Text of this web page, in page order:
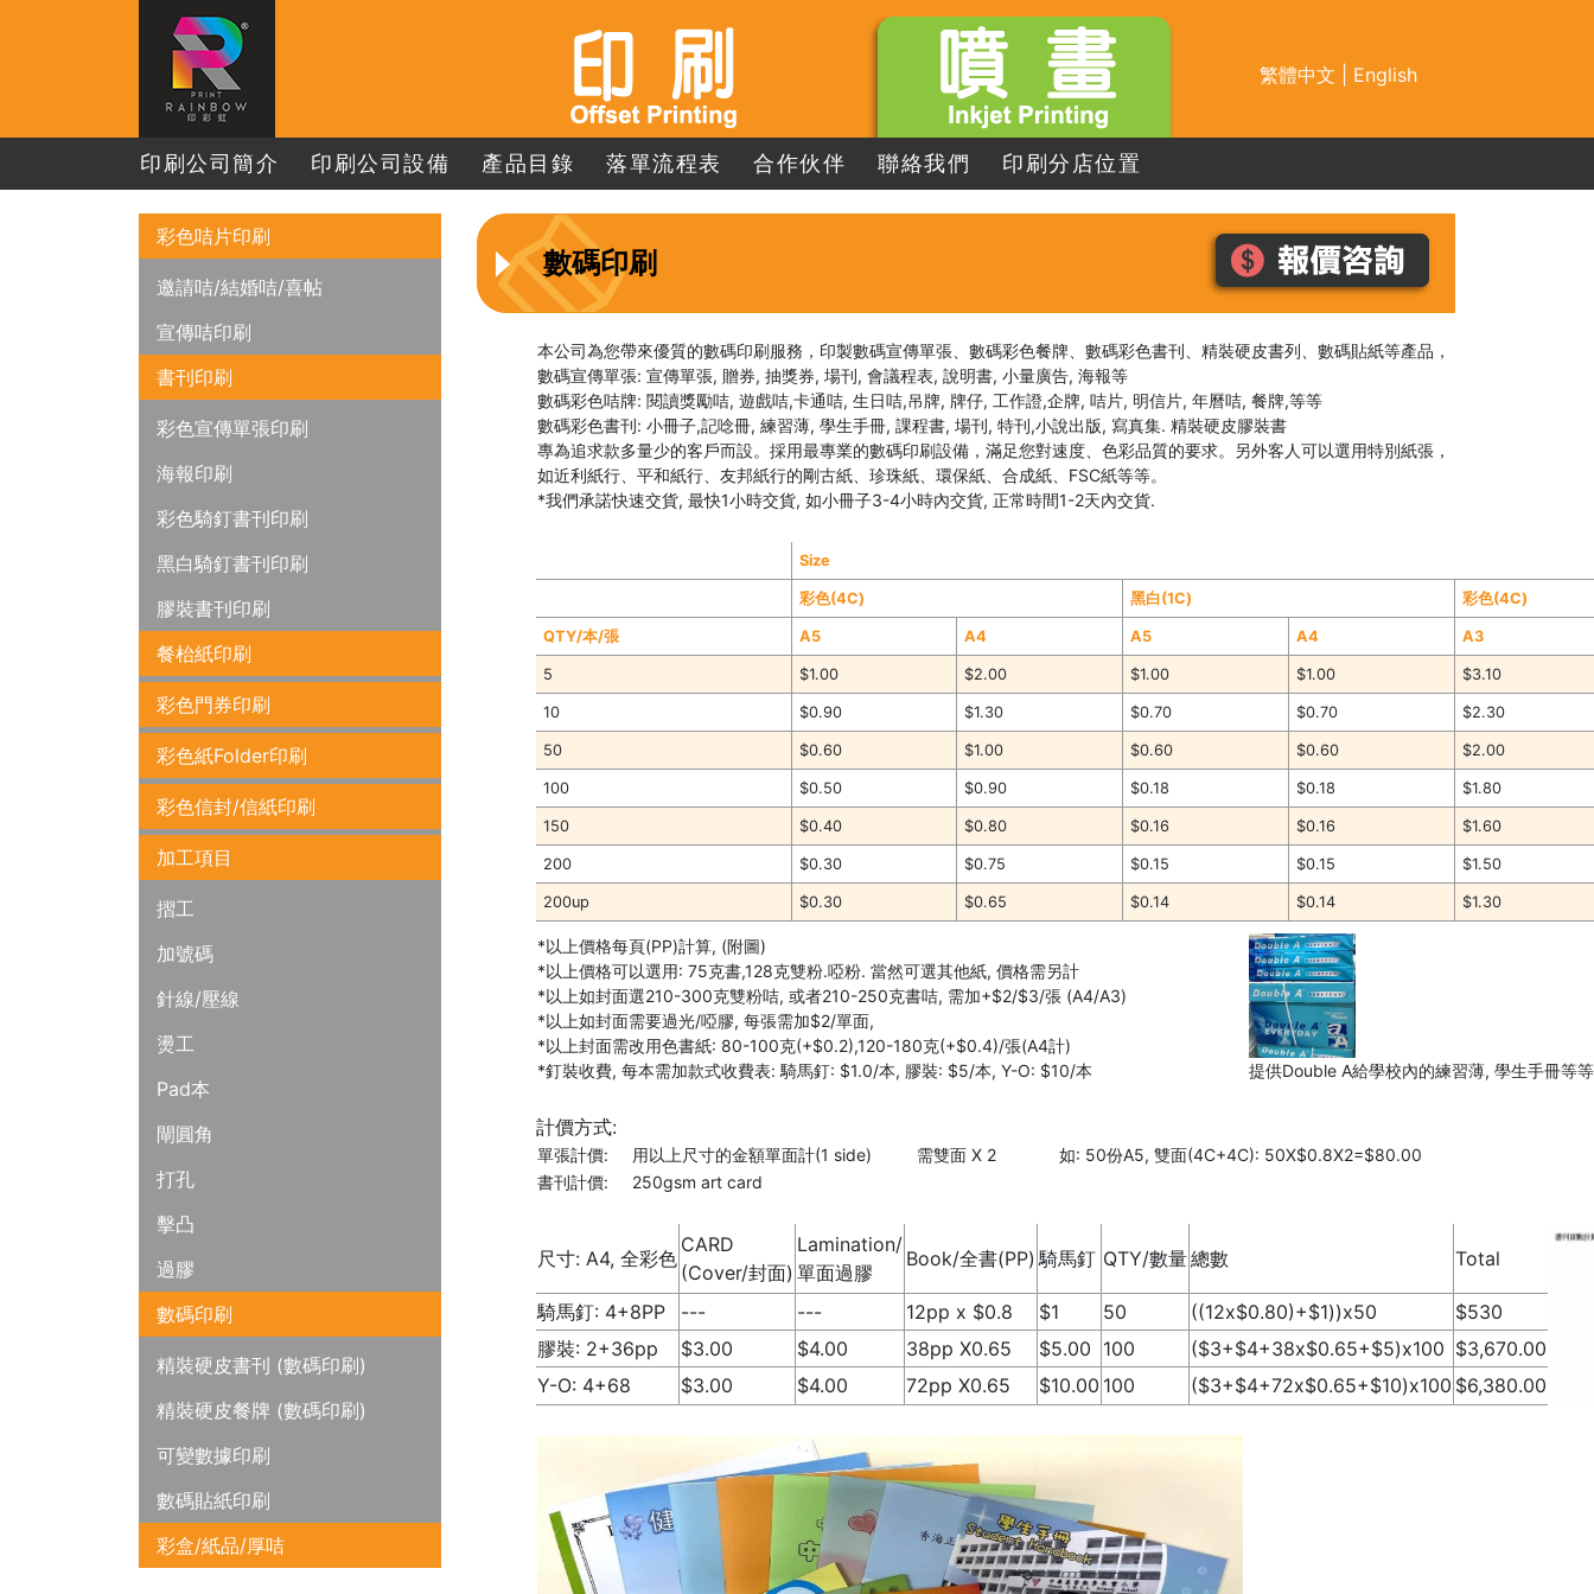
繁體中文 English
印刷公司簡介 印刷公司設備 產品目錄 落單流程表 合作伙伴 聯絡我們 印刷分店位置
彩色咭片印刷
邀請咭/結婚咭/喜帖
宣傳咭印刷
書刊印刷
彩色宣傳單張印刷
海報印刷
彩色騎釘書刊印刷
黑白騎釘書刊印刷
膠裝書刊印刷
餐枱紙印刷
彩色門券印刷
彩色紙Folder印刷
彩色信封/信紙印刷
加工項目
摺工
加號碼
針線/壓線
燙工
Pad本
閘圓角
打孔
擊凸
過膠
數碼印刷
精裝硬皮書刊 (數碼印刷)
精裝硬皮餐牌 (數碼印刷)
可變數據印刷
數碼貼紙印刷
彩盒/紙品/厚咭
數碼印刷
本公司為您帶來優質的數碼印刷服務，印製數碼宣傳單張、數碼彩色餐牌、數碼彩色書刊、精裝硬皮書列、數碼貼紙等產品，
數碼宣傳單張: 宣傳單張, 贈券, 抽獎券, 場刊, 會議程表, 說明書, 小量廣告, 海報等
數碼彩色咭牌: 閱讀獎勵咭, 遊戲咭,卡通咭, 生日咭,吊牌, 牌仔, 工作證,企牌, 咭片, 明信片, 年曆咭, 餐牌,等等
數碼彩色書刊: 小冊子,記唸冊, 練習薄, 學生手冊, 課程書, 場刊, 特刊,小說出版, 寫真集. 精裝硬皮膠裝書
專為追求款多量少的客戶而設。採用最專業的數碼印刷設備，滿足您對速度、色彩品質的要求。另外客人可以選用特別紙張，
如近利紙行、平和紙行、友邦紙行的剛古紙、珍珠紙、環保紙、合成紙、FSC紙等等。
*我們承諾快速交貨, 最快1小時交貨, 如小冊子3-4小時內交貨, 正常時間1-2天內交貨.
Size
彩色(4C) 黑白(1C) 彩色(4C)
QTY/本/張 A5 A4 A5 A4 A3
5 $1.00 $2.00 $1.00 $1.00 $3.10
10 $0.90 $1.30 $0.70 $0.70 $2.30
50 $0.60 $1.00 $0.60 $0.60 $2.00
100 $0.50 $0.90 $0.18 $0.18 $1.80
150 $0.40 $0.80 $0.16 $0.16 $1.60
200 $0.30 $0.75 $0.15 $0.15 $1.50
200up $0.30 $0.65 $0.14 $0.14 $1.30
*以上價格每頁(PP)計算, (附圖)
*以上價格可以選用: 75克書,128克雙粉.啞粉. 當然可選其他紙, 價格需另計
*以上如封面選210-300克雙粉咭, 或者210-250克書咭, 需加+$2/$3/張 (A4/A3)
*以上如封面需要過光/啞膠, 每張需加$2/單面,
*以上封面需改用色書紙: 80-100克(+$0.2),120-180克(+$0.4)/張(A4計)
*釘裝收費, 每本需加款式收費表: 騎馬釘: $1.0/本, 膠裝: $5/本, Y-O: $10/本
提供Double A給學校內的練習薄, 學生手冊等
計價方式:
單張計價: 用以上尺寸的金額單面計(1 side) 需雙面 X 2
如: 50份A5, 雙面(4C+4C): 50X$0.8X2=$80.00
書刊計價:
250gsm art card
尺寸: A4, 全彩色
CARD
(Cover/封面)
Lamination/
單面過膠
Book/全書(PP) 騎馬釘 QTY/數量總數 Total
騎馬釘: 4+8PP --- --- 12pp x $0.8 $1 50 ((12x$0.80)+$1))x50
$530
膠裝: 2+36pp
$3.00 $4.00 38pp X0.65 $5.00 100 ($3+$4+38x$0.65+$5)x100 $3,670.00
Y-O: 4+68
$3.00 $4.00 72pp X0.65 $10.00 100 ($3+$4+72x$0.65+$10)x100 $6,380.00